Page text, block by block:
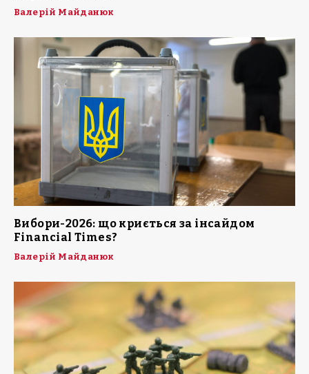
Валерій Майданюк
Вибори-2026: що криється за інсайдом
Financial Times?
Валерій Майданюк